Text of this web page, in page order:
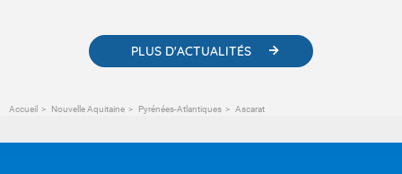
PLUS D'ACTUALITÉS
Accueil Nouvelle Aquitaine Pyrénées-Atlantiques Ascarat